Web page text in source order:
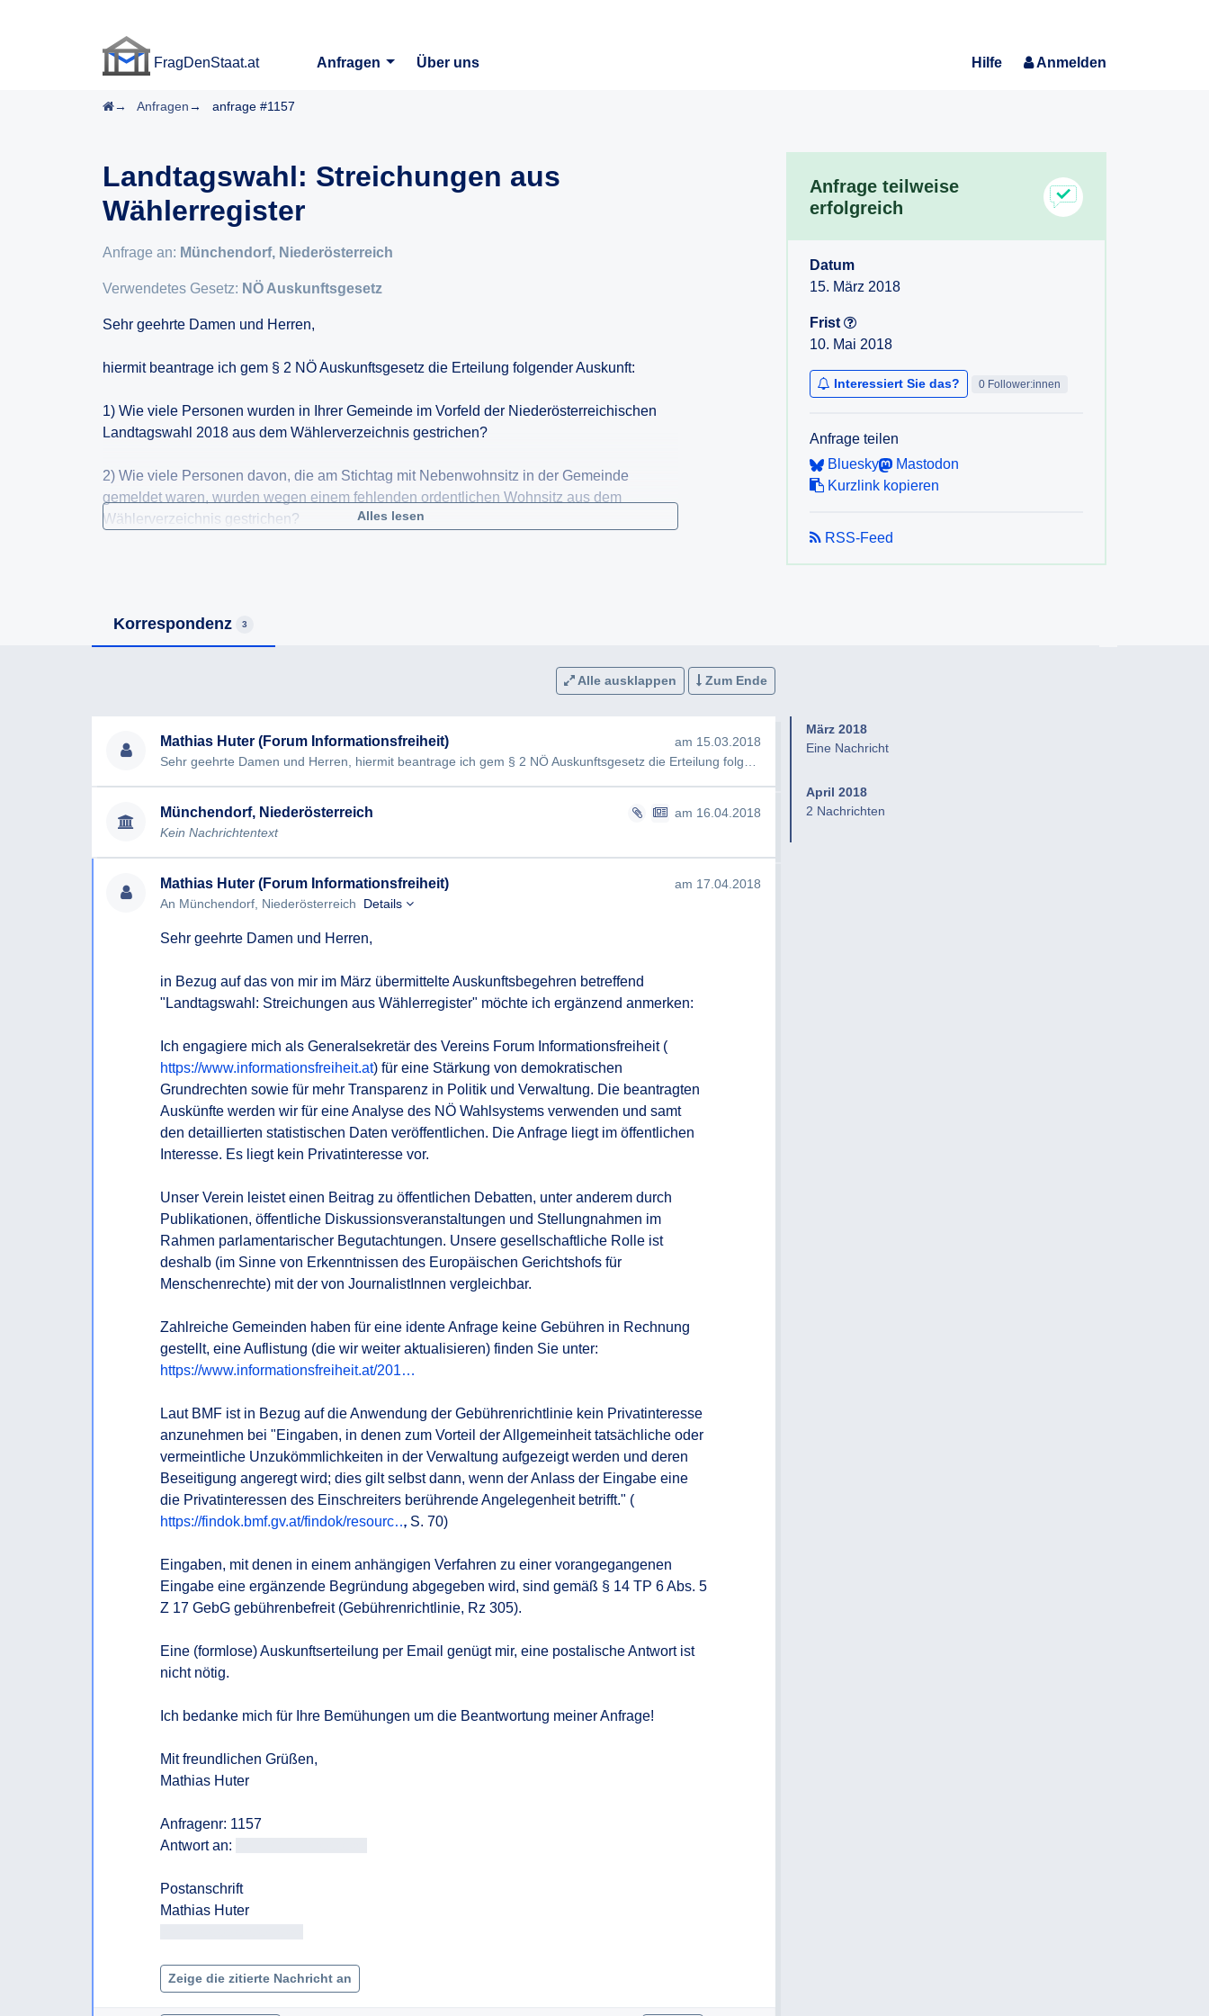
FragDenStaat.at
Anfragen
Über uns Hilfe Anmelden
Startseite
Anfragen anfrage #1157
Landtagswahl: Streichungen aus
Wählerregister
Anfrage an: Münchendorf, Niederösterreich
Verwendetes Gesetz: NÖ Auskunftsgesetz
Sehr geehrte Damen und Herren,
hiermit beantrage ich gem § 2 NÖ Auskunftsgesetz die Erteilung folgender Auskunft:
1) Wie viele Personen wurden in Ihrer Gemeinde im Vorfeld der Niederösterreichischen
Landtagswahl 2018 aus dem Wählerverzeichnis gestrichen?
2) Wie viele Personen davon, die am Stichtag mit Nebenwohnsitz in der Gemeinde
gemeldet waren, wurden wegen einem fehlenden ordentlichen Wohnsitz aus dem
Wählerverzeichnis gestrichen?
4) Welche Ermittlungsverfahren und Kontaktversuche mit Betroffenen wurden durchgeführt
und nach welchen Kriterien erfolgte die Beurteilung, ob ein „ordentlicher Wohnsitz“
6) Wie viele Berichtigungsanträge gem. §28 der NÖ Landtagswahlordnung trafen bei der
Ich erlaube, darauf hinzuweisen, dass nach § 4 NÖ AuskunftsG die Auskunft möglichst
erteilt werden, so muss der Auskunftssuchende darüber informiert werden. Wird dem
Auskunftsersuchen innerhalb dieser Frist nicht entsprochen, so ist dies in der Information
zu begründen.
Für den Fall, dass Sie die begehrte Auskunft nicht oder nicht in vollem Umfang erteilen
Bescheides gem § 6 NÖ AuskunftsG.
Mit freundlichen Grüßen,
Alles lesen
Anfrage teilweise
erfolgreich
Datum
15. März 2018
Frist
10. Mai 2018
Interessiert Sie das? 0 Follower:innen
Anfrage teilen
Bluesky
Mastodon
Kurzlink kopieren
RSS-Feed
Korrespondenz 3
Alle ausklappen Zum Ende
Mathias Huter (Forum Informationsfreiheit)
am 15.03.2018
Münchendorf, Niederösterreich
am 16.04.2018
Kein Nachrichtentext
Mathias Huter (Forum Informationsfreiheit)
am 17.04.2018
An Münchendorf, Niederösterreich
Details
Sehr geehrte Damen und Herren,
in Bezug auf das von mir im März übermittelte Auskunftsbegehren betreffend
"Landtagswahl: Streichungen aus Wählerregister" möchte ich ergänzend anmerken:
Ich engagiere mich als Generalsekretär des Vereins Forum Informationsfreiheit (
https://www.informationsfreiheit.at) für eine Stärkung von demokratischen
Grundrechten sowie für mehr Transparenz in Politik und Verwaltung. Die beantragten
Auskünfte werden wir für eine Analyse des NÖ Wahlsystems verwenden und samt
den detaillierten statistischen Daten veröffentlichen. Die Anfrage liegt im öffentlichen
Interesse. Es liegt kein Privatinteresse vor.
Unser Verein leistet einen Beitrag zu öffentlichen Debatten, unter anderem durch
Publikationen, öffentliche Diskussionsveranstaltungen und Stellungnahmen im
Rahmen parlamentarischer Begutachtungen. Unsere gesellschaftliche Rolle ist
deshalb (im Sinne von Erkenntnissen des Europäischen Gerichtshofs für
Menschenrechte) mit der von JournalistInnen vergleichbar.
Zahlreiche Gemeinden haben für eine idente Anfrage keine Gebühren in Rechnung
https://www.informationsfreiheit.at/201…
Laut BMF ist in Bezug auf die Anwendung der Gebührenrichtlinie kein Privatinteresse
anzunehmen bei "Eingaben, in denen zum Vorteil der Allgemeinheit tatsächliche oder
vermeintliche Unzukömmlichkeiten in der Verwaltung aufgezeigt werden und deren
Beseitigung angeregt wird; dies gilt selbst dann, wenn der Anlass der Eingabe eine
die Privatinteressen des Einschreiters berührende Angelegenheit betrifft." (
https://findok.bmf.gv.at/findok/resourc…, S. 70)
Eingaben, mit denen in einem anhängigen Verfahren zu einer vorangegangenen
Eingabe eine ergänzende Begründung abgegeben wird, sind gemäß § 14 TP 6 Abs. 5
Z 17 GebG gebührenbefreit (Gebührenrichtlinie, Rz 305).
Eine (formlose) Auskunftserteilung per Email genügt mir, eine postalische Antwort ist
nicht nötig.
Ich bedanke mich für Ihre Bemühungen um die Beantwortung meiner Anfrage!
Mit freundlichen Grüßen,
Mathias Huter
Anfragenr: 1157
Antwort an:
Postanschrift
Zeige die zitierte Nachricht an
März 2018
Eine Nachricht
April 2018
2 Nachrichten